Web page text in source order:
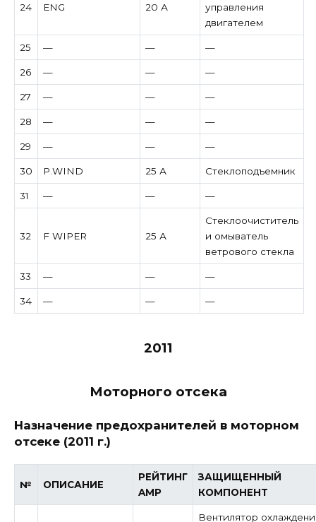
24 ENG 20 А
управления
двигателем
25 — — —
26 — — —
27 — — —
28 — — —
29 — — —
30 P.WIND 25 А Стеклоподъемник
31 — — —
32 F WIPER 25 А
Стеклоочиститель
и омыватель
ветрового стекла
33 — — —
34 — — —
2011
Моторного отсека
Назначение предохранителей в моторном
отсеке (2011 г.)
№ ОПИСАНИЕ
РЕЙТИНГ
AMP
ЗАЩИЩЕННЫЙ
КОМПОНЕНТ
Вентилятор